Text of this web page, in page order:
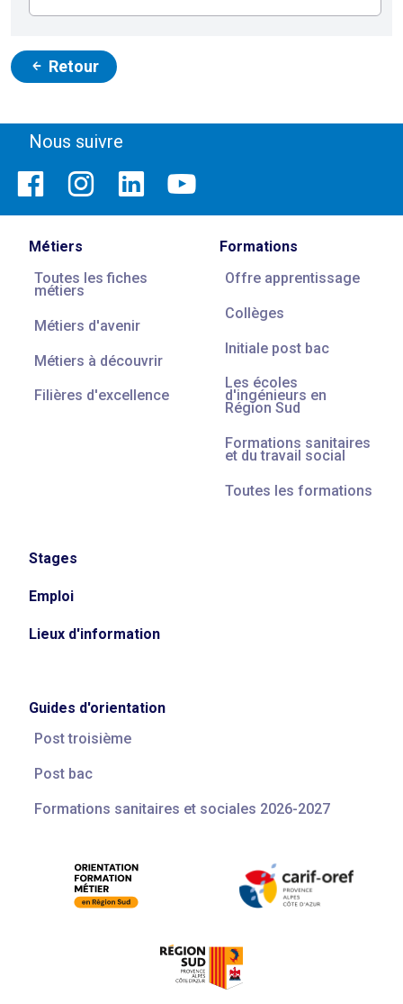
Retour
Nous suivre
Métiers
Toutes les fiches
métiers
Métiers d'avenir
Métiers à découvrir
Filières d'excellence
Formations
Offre apprentissage
Collèges
Initiale post bac
Les écoles
d'ingénieurs en
Région Sud
Formations sanitaires
et du travail social
Toutes les formations
Stages
Emploi
Lieux d'information
Guides d'orientation
Post troisième
Post bac
Formations sanitaires et sociales 2026-2027